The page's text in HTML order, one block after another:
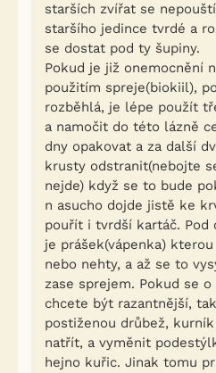
starších zvířat se
staršího jedince tvrdé a
se dostat pod ty šupiny.
Pokud je již onemocnění
použitím spreje(biokiil),
rozběhlá, je lépe použít
a namočit do této lázně
dny opakovat a za další
krusty odstranit(nebojte
nejde) když se to bude
n asucho dojde jistě ke
pouřít i tvrdší kartáč. Pod
je prášek(vápenka)
nebo nehty, a až se to
zase sprejem. Pokud se
chcete být razantnější,
postiženou drůbež,
natřít, a vyměnit
hejno kuřic. Jinak tomu